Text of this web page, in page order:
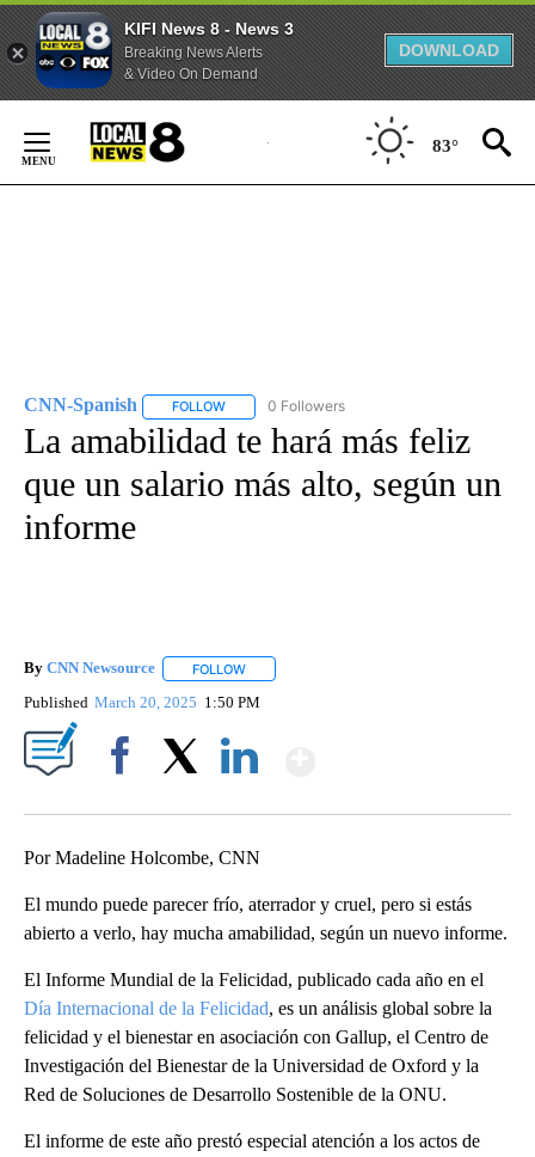
KIFI News 8 - News 3
Breaking News Alerts
& Video On Demand
DOWNLOAD
Content
83°
CNN-Spanish FOLLOW FOLLOW "CNN-SPANISH" TO RECEIVE
0 Followers
La amabilidad te hará más feliz
que un salario más alto, según un
informe
By CNN Newsource FOLLOW
Published March 20, 2025 1:50 PM
Por Madeline Holcombe, CNN
El mundo puede parecer frío, aterrador y cruel, pero si estás
abierto a verlo, hay mucha amabilidad, según un nuevo informe.
El Informe Mundial de la Felicidad, publicado cada año en el
Día Internacional de la Felicidad, es un análisis global sobre la
felicidad y el bienestar en asociación con Gallup, el Centro de
Investigación del Bienestar de la Universidad de Oxford y la
Red de Soluciones de Desarrollo Sostenible de la ONU.
El informe de este año prestó especial atención a los actos de